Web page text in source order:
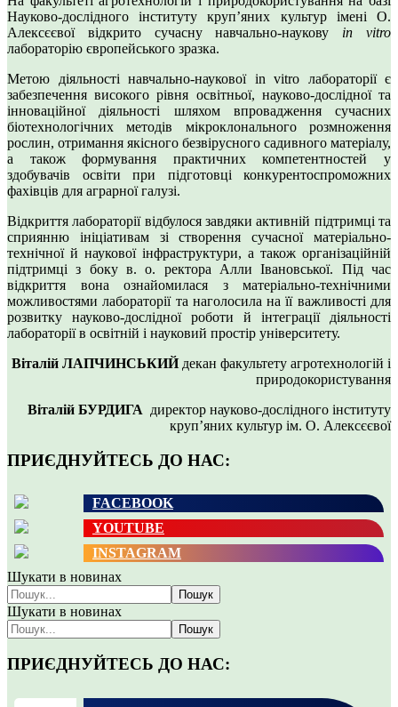
Науково-дослідного інституту круп’яних культур імені О.
Алексєєвої відкрито сучасну навчально-наукову in vitro
лабораторію європейського зразка.
Метою діяльності навчально-наукової in vitro лабораторії є
забезпечення високого рівня освітньої, науково-дослідної та
інноваційної діяльності шляхом впровадження сучасних
біотехнологічних методів мікроклонального розмноження
рослин, отримання якісного безвірусного садивного матеріалу,
а також формування практичних компетентностей у
здобувачів освіти при підготовці конкурентоспроможних
фахівців для аграрної галузі.
Відкриття лабораторії відбулося завдяки активній підтримці та
сприянню ініціативам зі створення сучасної матеріально-
технічної й наукової інфраструктури, а також організаційній
підтримці з боку в. о. ректора Алли Івановської. Під час
відкриття вона ознайомилася з матеріально-технічними
можливостями лабораторії та наголосила на її важливості для
розвитку науково-дослідної роботи й інтеграції діяльності
лабораторії в освітній і науковий простір університету.
Віталій ЛАПЧИНСЬКИЙдекан факультету агротехнологій і
природокористування
Віталій БУРДИГА директор науково-дослідного інституту
круп’яних культур ім. О. Алексєєвої
ПРИЄДНУЙТЕСЬ ДО НАС:
FACEBOOK
YOUTUBE
INSTAGRAM
Шукати в новинах
Пошук
Шукати в новинах
Пошук
ПРИЄДНУЙТЕСЬ ДО НАС: